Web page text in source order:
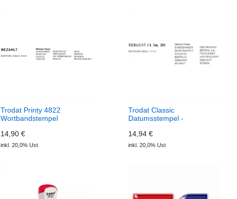
Trodat Printy 4822
Wortbandstempel
14,90 €
inkl. 20,0% Ust
Trodat Classic
Datumsstempel -
Wortband
14,94 €
inkl. 20,0% Ust